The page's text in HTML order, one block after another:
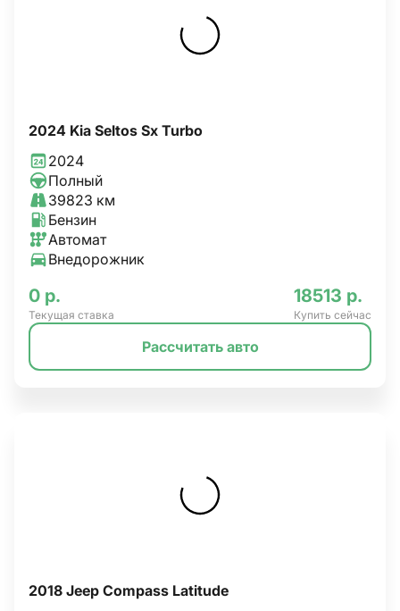
2024 Kia Seltos Sx Turbo
2024
Полный
39823 км
Бензин
Автомат
Внедорожник
0 р.
Текущая ставка
18513 р.
Купить сейчас
Рассчитать авто
2018 Jeep Compass Latitude